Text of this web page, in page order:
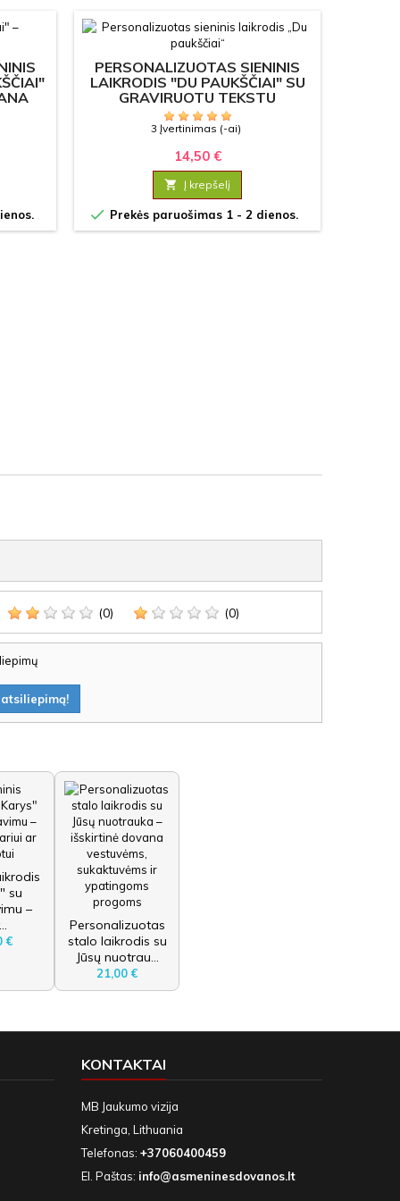
PERSONALIZUOTAS SIENINIS
LAIKRODIS "DU PAUKŠČIAI" SU
GRAVIRUOTU TEKSTU
3 Įvertinimas (-ai)
14,50 €
 Į krepšelį
 Prekės paruošimas 1 - 2 dienos.
(0) (0)
su
–
€
Personalizuotas
stalo laikrodis su
Jūsų nuotrau...
21,00 €
KONTAKTAI
MB Jaukumo vizija
Kretinga, Lithuania
Telefonas: +37060400459
El. Paštas: info@asmeninesdovanos.lt